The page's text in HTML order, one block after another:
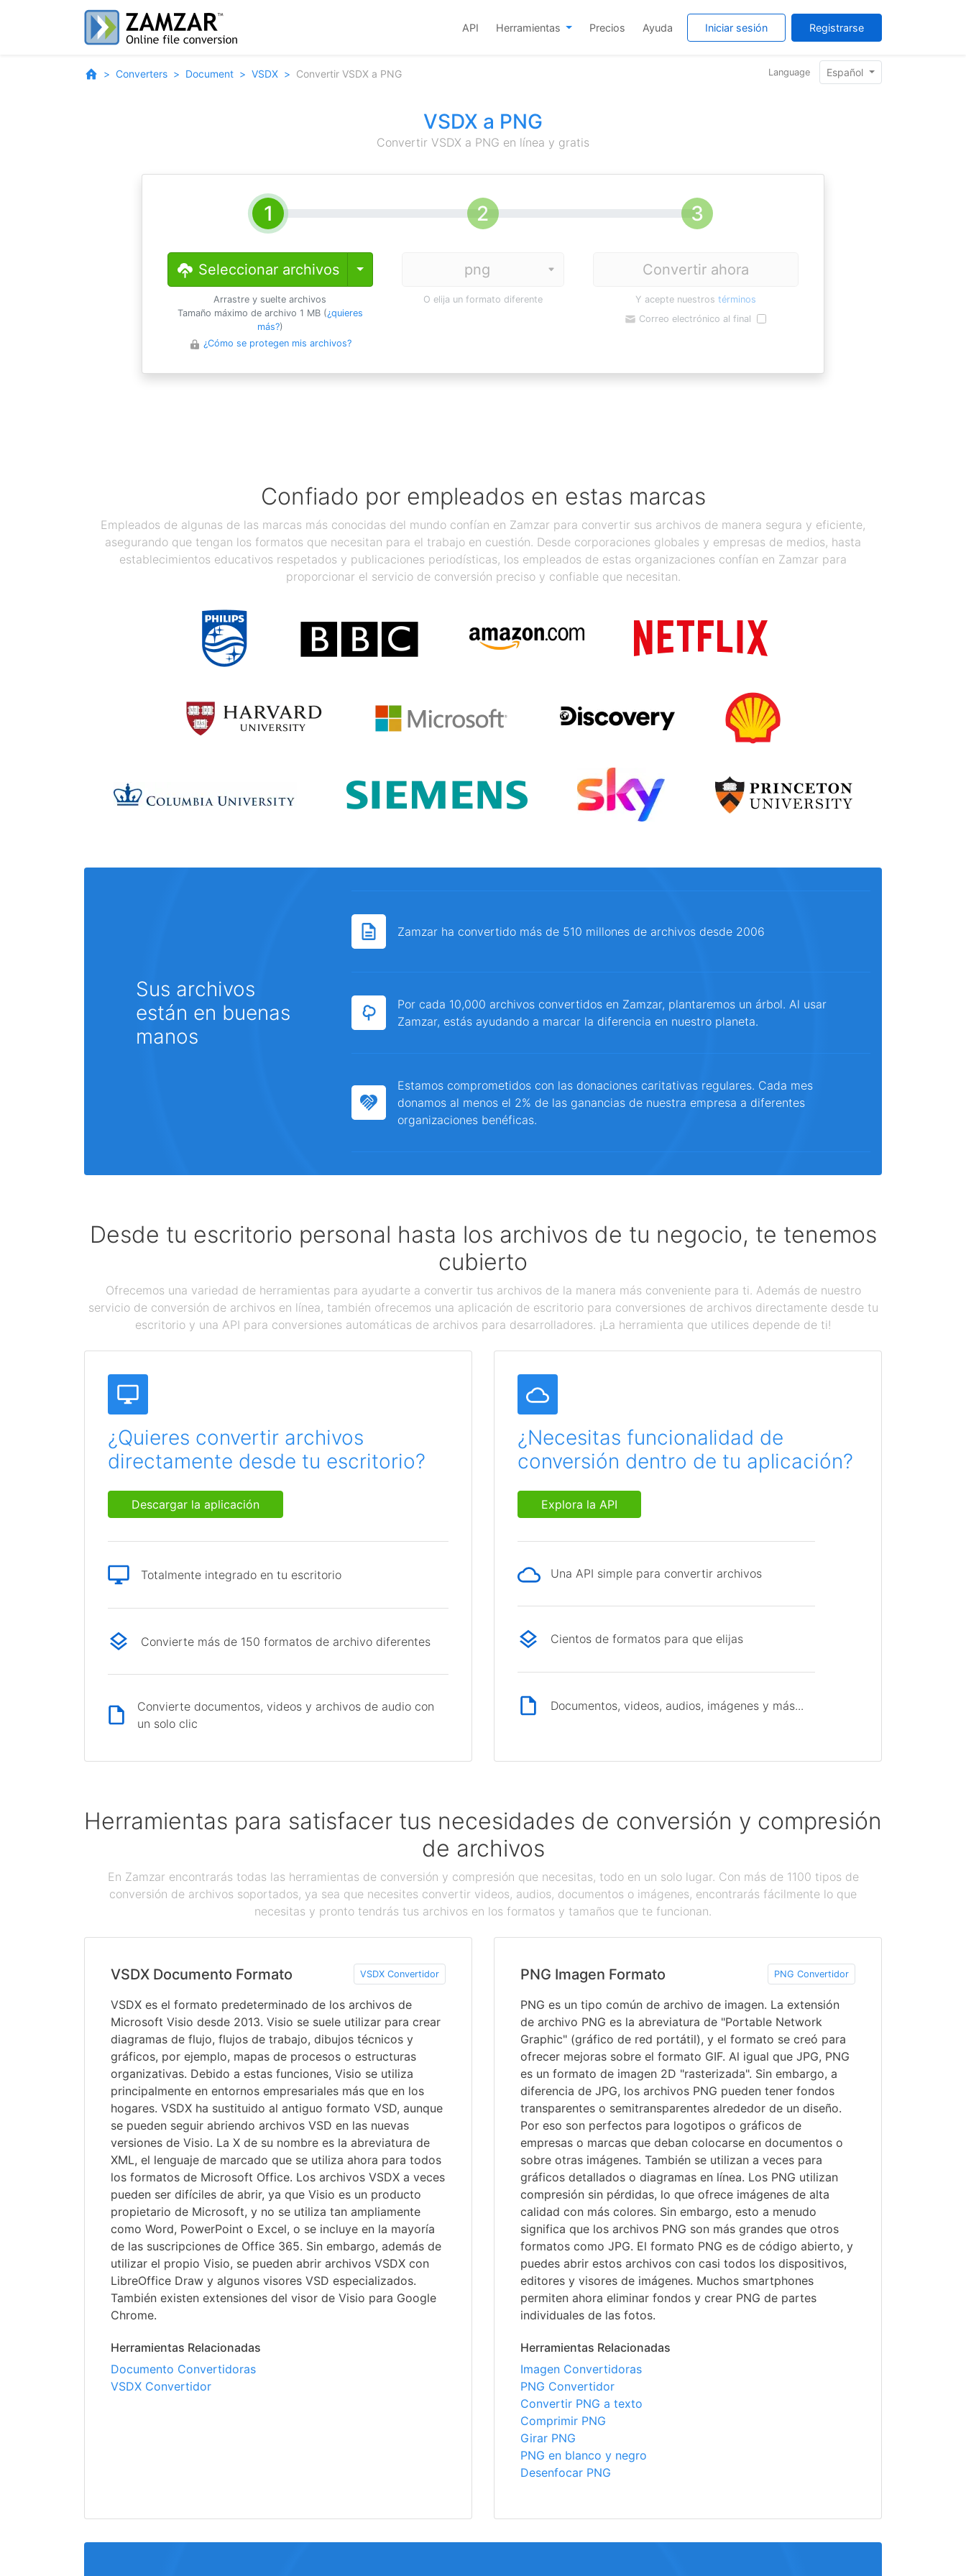
API Herramientas Precios Ayuda Iniciar sesión Registrarse
Converters Document VSDX Convertir VSDX a PNG Language Español
VSDX a PNG
Convertir VSDX a PNG en línea y gratis
Seleccionar archivos Toggle Dropdown
Arrastre y suelte archivos
Tamaño máximo de archivo 1 MB (¿quieres
más?)
¿Cómo se protegen mis archivos?
O elija un formato diferente
Convertir ahora
Y acepte nuestros términos
Correo electrónico al final
Confiado por empleados en estas marcas
Empleados de algunas de las marcas más conocidas del mundo confían en Zamzar para convertir sus archivos de manera segura y eficiente,
asegurando que tengan los formatos que necesitan para el trabajo en cuestión. Desde corporaciones globales y empresas de medios, hasta
establecimientos educativos respetados y publicaciones periodísticas, los empleados de estas organizaciones confían en Zamzar para
proporcionar el servicio de conversión preciso y confiable que necesitan.
Sus archivos
están en buenas
manos
Zamzar ha convertido más de 510 millones de archivos desde 2006
Por cada 10,000 archivos convertidos en Zamzar, plantaremos un árbol. Al usar
Zamzar, estás ayudando a marcar la diferencia en nuestro planeta.
Estamos comprometidos con las donaciones caritativas regulares. Cada mes
donamos al menos el 2% de las ganancias de nuestra empresa a diferentes
organizaciones benéficas.
Desde tu escritorio personal hasta los archivos de tu negocio, te tenemos
cubierto
Ofrecemos una variedad de herramientas para ayudarte a convertir tus archivos de la manera más conveniente para ti. Además de nuestro
servicio de conversión de archivos en línea, también ofrecemos una aplicación de escritorio para conversiones de archivos directamente desde tu
escritorio y una API para conversiones automáticas de archivos para desarrolladores. ¡La herramienta que utilices depende de ti!
¿Quieres convertir archivos
directamente desde tu escritorio?
Descargar la aplicación
Totalmente integrado en tu escritorio
Convierte más de 150 formatos de archivo diferentes
Convierte documentos, videos y archivos de audio con
un solo clic
¿Necesitas funcionalidad de
conversión dentro de tu aplicación?
Explora la API
Una API simple para convertir archivos
Cientos de formatos para que elijas
Documentos, videos, audios, imágenes y más...
Herramientas para satisfacer tus necesidades de conversión y compresión
de archivos
En Zamzar encontrarás todas las herramientas de conversión y compresión que necesitas, todo en un solo lugar. Con más de 1100 tipos de
conversión de archivos soportados, ya sea que necesites convertir videos, audios, documentos o imágenes, encontrarás fácilmente lo que
necesitas y pronto tendrás tus archivos en los formatos y tamaños que te funcionan.
VSDX Documento Formato VSDX Convertidor
VSDX es el formato predeterminado de los archivos de
Microsoft Visio desde 2013. Visio se suele utilizar para crear
diagramas de flujo, flujos de trabajo, dibujos técnicos y
gráficos, por ejemplo, mapas de procesos o estructuras
organizativas. Debido a estas funciones, Visio se utiliza
principalmente en entornos empresariales más que en los
hogares. VSDX ha sustituido al antiguo formato VSD, aunque
se pueden seguir abriendo archivos VSD en las nuevas
versiones de Visio. La X de su nombre es la abreviatura de
XML, el lenguaje de marcado que se utiliza ahora para todos
los formatos de Microsoft Office. Los archivos VSDX a veces
pueden ser difíciles de abrir, ya que Visio es un producto
propietario de Microsoft, y no se utiliza tan ampliamente
como Word, PowerPoint o Excel, o se incluye en la mayoría
de las suscripciones de Office 365. Sin embargo, además de
utilizar el propio Visio, se pueden abrir archivos VSDX con
LibreOffice Draw y algunos visores VSD especializados.
También existen extensiones del visor de Visio para Google
Chrome.
Herramientas Relacionadas
Documento Convertidoras
VSDX Convertidor
PNG Imagen Formato PNG Convertidor
PNG es un tipo común de archivo de imagen. La extensión
de archivo PNG es la abreviatura de "Portable Network
Graphic" (gráfico de red portátil), y el formato se creó para
ofrecer mejoras sobre el formato GIF. Al igual que JPG, PNG
es un formato de imagen 2D "rasterizada". Sin embargo, a
diferencia de JPG, los archivos PNG pueden tener fondos
transparentes o semitransparentes alrededor de un diseño.
Por eso son perfectos para logotipos o gráficos de
empresas o marcas que deban colocarse en documentos o
sobre otras imágenes. También se utilizan a veces para
gráficos detallados o diagramas en línea. Los PNG utilizan
compresión sin pérdidas, lo que ofrece imágenes de alta
calidad con más colores. Sin embargo, esto a menudo
significa que los archivos PNG son más grandes que otros
formatos como JPG. El formato PNG es de código abierto, y
puedes abrir estos archivos con casi todos los dispositivos,
editores y visores de imágenes. Muchos smartphones
permiten ahora eliminar fondos y crear PNG de partes
individuales de las fotos.
Herramientas Relacionadas
Imagen Convertidoras
PNG Convertidor
Convertir PNG a texto
Comprimir PNG
Girar PNG
PNG en blanco y negro
Desenfocar PNG